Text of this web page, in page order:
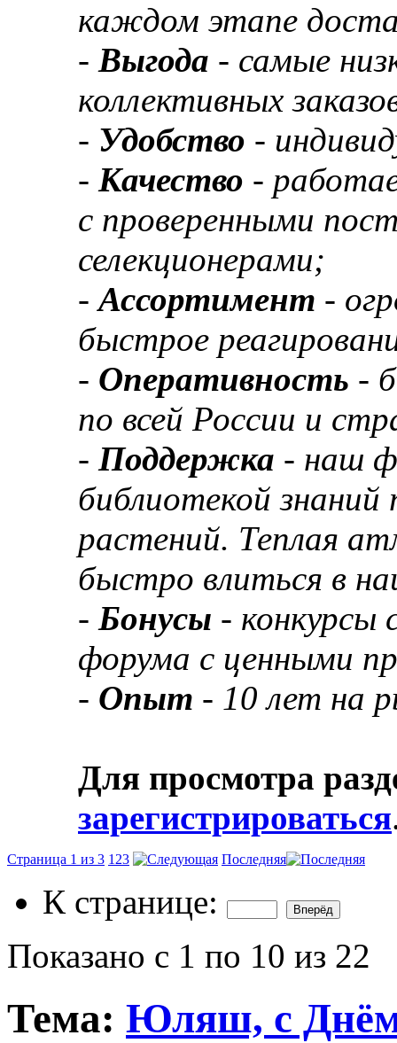
каждом этапе
- Выгода - самые
коллективных
- Удобство -
- Качество -
с проверенными
селекционерами;
-Ассортимент -
быстрое
- Оперативность -
по всей России и
- Поддержка - наш
библиотекой
растений. Теплая
быстро влиться в
- Бонусы - конкурсы
форума с ценными
- Опыт - 10 лет на
Для просмотра
зарегистрироваться
Страница 1 из 3 1 23 Последняя
К странице:
Показано с 1 по 10 из 22
Тема: Юляш, с